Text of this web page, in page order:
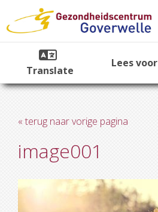
Translate
Lees voor
« terug naar vorige pagina
image001